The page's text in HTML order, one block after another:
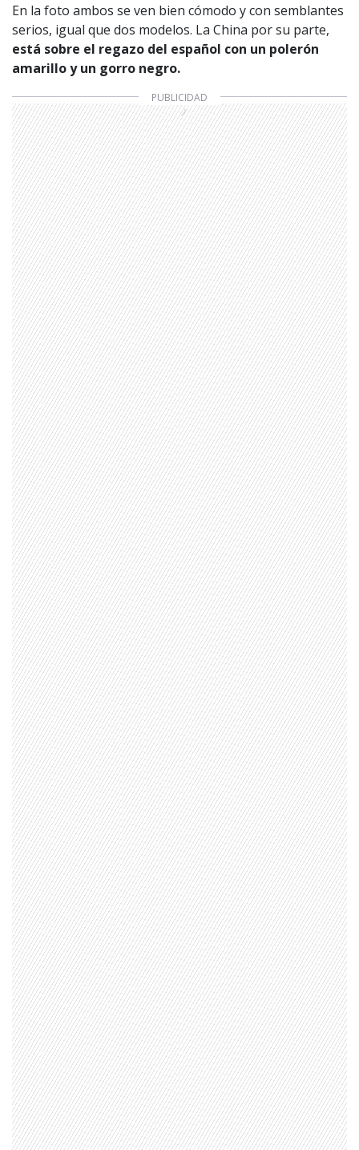
En la foto ambos se ven bien cómodo y con semblantes
serios, igual que dos modelos. La China por su parte,
está sobre el regazo del español con un polerón
amarillo y un gorro negro.